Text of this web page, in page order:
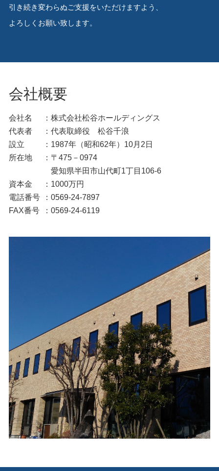
引き続き変わらぬご支援をいただけますよう、
よろしくお願い致します。
会社概要
会社名
：株式会社松谷ホールディングス
代表者
：代表取締役 松谷千浪
設立
：1987年（昭和62年）10月2日
所在地
：〒475－0974
愛知県半田市山代町1丁目106-6
資本金
：1000万円
電話番号
：0569-24-7897
FAX番号
：0569-24-6119